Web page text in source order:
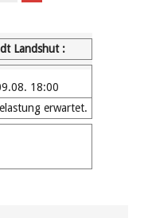
Landshut :
18:00
erwartet.